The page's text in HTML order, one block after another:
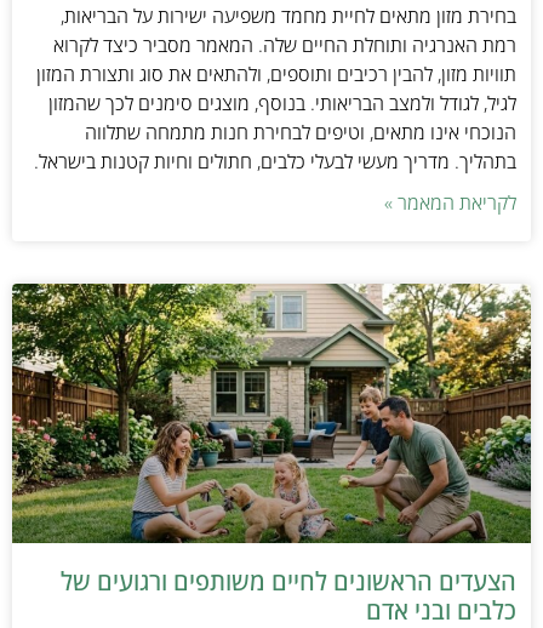
בחירת מזון מתאים לחיית מחמד משפיעה ישירות על הבריאות,
רמת האנרגיה ותוחלת החיים שלה. המאמר מסביר כיצד לקרוא
תוויות מזון, להבין רכיבים ותוספים, ולהתאים את סוג ותצורת המזון
לגיל, לגודל ולמצב הבריאותי. בנוסף, מוצגים סימנים לכך שהמזון
הנוכחי אינו מתאים, וטיפים לבחירת חנות מתמחה שתלווה
בתהליך. מדריך מעשי לבעלי כלבים, חתולים וחיות קטנות בישראל.
לקריאת המאמר »
הצעדים הראשונים לחיים משותפים ורגועים של
כלבים ובני אדם